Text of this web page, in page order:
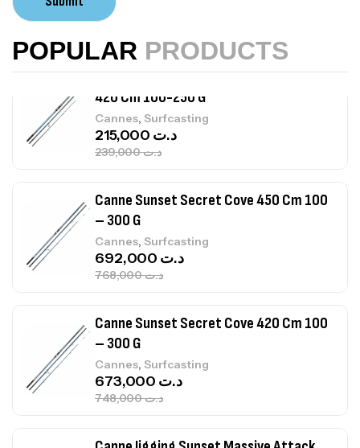
POPULAR PRODUCTS
Accastillage bateau
420 Cm 100-250 G
Cannes, Surfcasting
د.ت239,000
د.ت
Canne Sunset Secret Cove 450 Cm 100
– 300 G
Cannes, Surfcasting
د.ت768,000
د.ت
Canne Sunset Secret Cove 420 Cm 100
– 300 G
Cannes, Surfcasting
د.ت748,000
د.ت